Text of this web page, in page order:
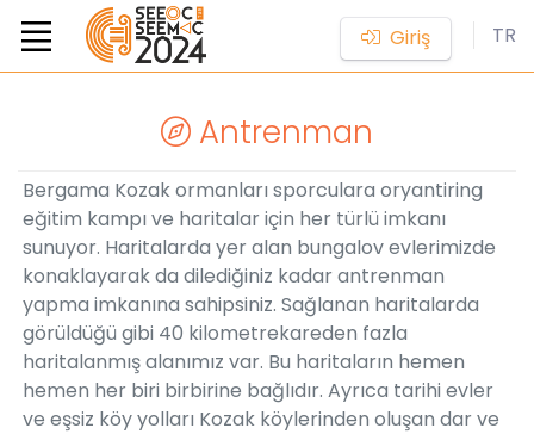
Giriş TR
Antrenman
Bergama Kozak ormanları sporculara oryantiring
eğitim kampı ve haritalar için her türlü imkanı
sunuyor. Haritalarda yer alan bungalov evlerimizde
konaklayarak da dilediğiniz kadar antrenman
yapma imkanına sahipsiniz. Sağlanan haritalarda
görüldüğü gibi 40 kilometrekareden fazla
haritalanmış alanımız var. Bu haritaların hemen
hemen her biri birbirine bağlıdır. Ayrıca tarihi evler
ve eşsiz köy yolları Kozak köylerinden oluşan dar ve